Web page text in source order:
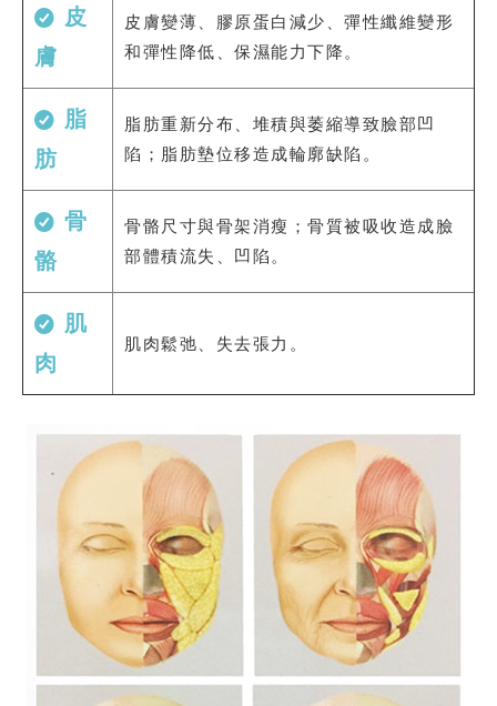
皮
膚
⽪膚變薄、膠原蛋⽩減少、彈性纖維變形
和彈性降低、保濕能⼒下降。
脂
肪
脂肪重新分布、堆積與萎縮導致臉部凹
陷；脂肪墊位移造成輪廓缺陷。
骨
骼
⾻骼尺⼨與⾻架消瘦；⾻質被吸收造成臉
部體積流失、凹陷。
肌
肉
肌⾁鬆弛、失去張⼒。